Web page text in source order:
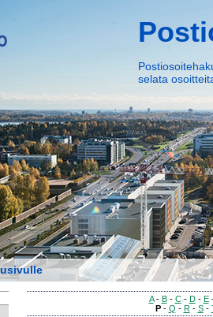
selata
A- B- C- D- E
P- Q - R- S-